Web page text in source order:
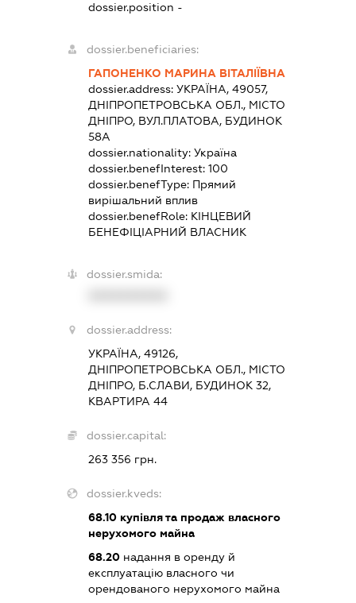
dossier.position -
dossier.beneficiaries:
ГАПОНЕНКО МАРИНА ВІТАЛІЇВНА
dossier.address:УКРАЇНА, 49057,
ДНІПРОПЕТРОВСЬКА ОБЛ., МІСТО
ДНІПРО, ВУЛ.ПЛАТОВА, БУДИНОК
58А
dossier.nationality:Україна
dossier.benefInterest:100
dossier.benefType: Прямий
вирішальний вплив
dossier.benefRole: КІНЦЕВИЙ
БЕНЕФІЦІАРНИЙ ВЛАСНИК
dossier.smida:
dossier.address:
УКРАЇНА, 49126,
ДНІПРОПЕТРОВСЬКА ОБЛ., МІСТО
ДНІПРО, Б.СЛАВИ, БУДИНОК 32,
КВАРТИРА 44
dossier.capital:
263 356 грн.
dossier.kveds:
68.10 купівля та продаж власного
нерухомого майна
68.20 надання в оренду й
експлуатацію власного чи
орендованого нерухомого майна